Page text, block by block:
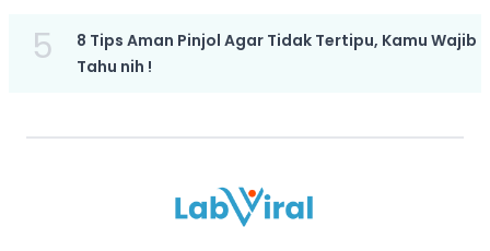
5
8 Tips Aman Pinjol Agar Tidak Tertipu, Kamu Wajib
Tahu nih !